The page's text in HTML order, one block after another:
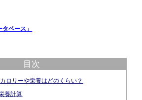
ベース」
目次
ロリーや栄養はどのくらい？
養計算